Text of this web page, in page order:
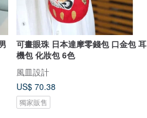
可畫眼珠 日本達摩零錢包 口金包 耳
機包 化妝包 6色
風皿設計
US$ 70.38
獨家販售